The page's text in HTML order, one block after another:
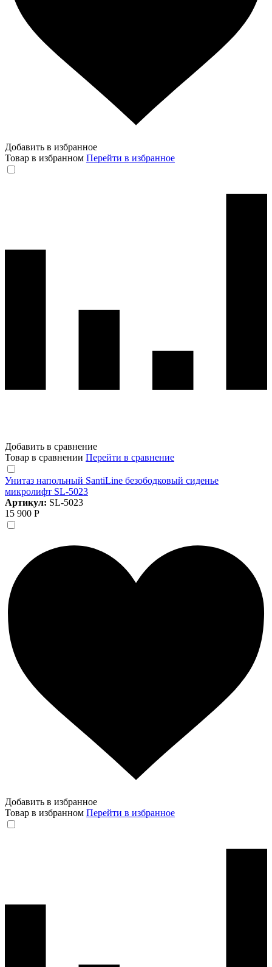
Добавить в избранное
Товар в избранном Перейти в избранное
Добавить в сравнение
Товар в сравнении Перейти в сравнение
Унитаз напольный SantiLine безободковый сиденье
микролифт SL-5023
Артикул: SL-5023
15 900 Р
Добавить в избранное
Товар в избранном Перейти в избранное